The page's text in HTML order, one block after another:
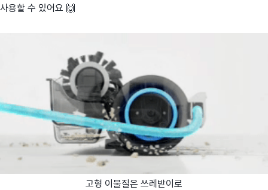
사용할 수 있어요 🙌
고형 이물질은 쓰레받이로